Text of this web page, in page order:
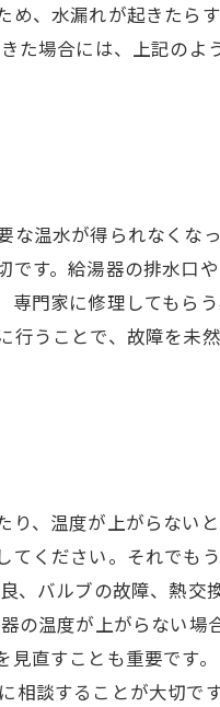
、水漏れが起きたら
た場合には、上記のよ
温水が得られなくな
す。給湯器の排水口
門家に修理してもら
うことで、故障を未
、温度が上がらない
ください。それでも
、バルブの故障、熱交
の温度が上がらない場
直すことも重要です
談することが大切で